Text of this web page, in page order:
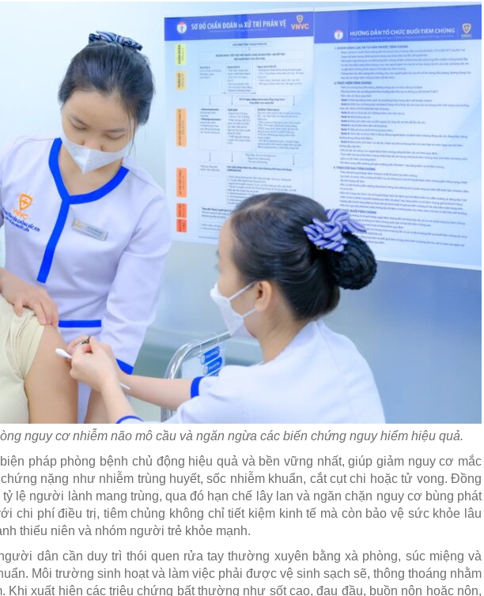
nguy cơ nhiễm não mô cầu và ngăn ngừa các biến chứng nguy hiểm hiệu quả.
pháp phòng bệnh chủ động hiệu quả và bền vững nhất, giúp giảm nguy cơ mắc
nặng như nhiễm trùng huyết, sốc nhiễm khuẩn, cắt cụt chi hoặc tử vong. Đồng
lệ người lành mang trùng, qua đó hạn chế lây lan và ngăn chặn nguy cơ bùng phát
chi phí điều trị, tiêm chủng không chỉ tiết kiệm kinh tế mà còn bảo vệ sức khỏe lâu
thiếu niên và nhóm người trẻ khỏe mạnh.
dân cần duy trì thói quen rửa tay thường xuyên bằng xà phòng, súc miệng và
Môi trường sinh hoạt và làm việc phải được vệ sinh sạch sẽ, thông thoáng nhằm
Khi xuất hiện các triệu chứng bất thường như sốt cao, đau đầu, buồn nôn hoặc nôn,